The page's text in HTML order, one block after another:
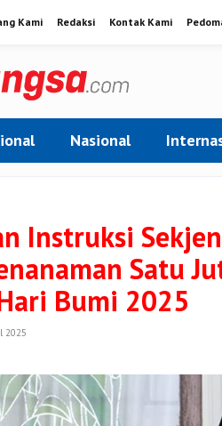
Kami Redaksi Kontak Kami
Nasional
Instruksi
Satu
Bumi 2025
2025